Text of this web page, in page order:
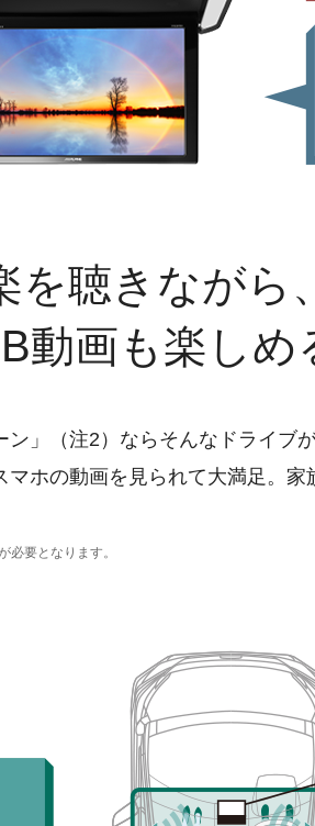
を聴きながら
動画も楽しめ
」（注2）ならそんなドライブ
ホの動画を見られて大満足。
必要となります。